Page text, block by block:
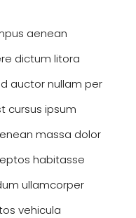
aenean
dictum litora
auctor nullam per
cursus ipsum
massa dolor
habitasse
ullamcorper
vehicula